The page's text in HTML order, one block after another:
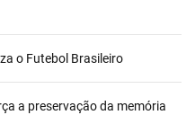
o Futebol Brasileiro
a preservação da memória